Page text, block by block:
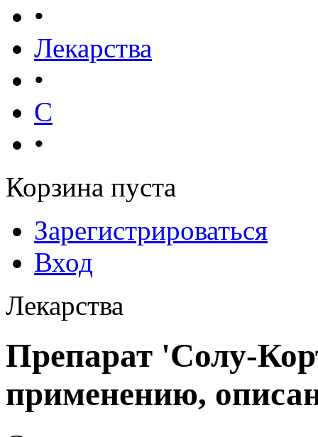
•
Лекарства
•
С
•
Корзина пуста
Зарегистрироваться
Вход
Лекарства
Препарат 'Солу-
применению,